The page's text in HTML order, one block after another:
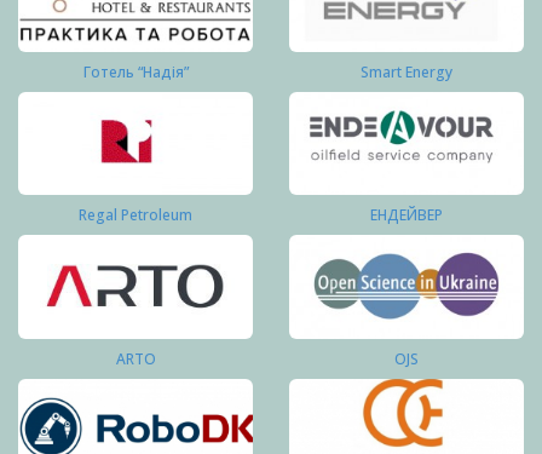
Готель “Надія” Smart Energy
Regal Petroleum ЕНДЕЙВЕР
ARTO OJS